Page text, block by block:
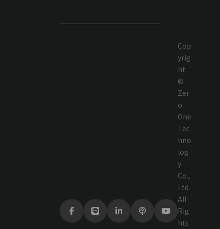
Cop
yrig
ht
©
Zer
o
One
Tec
hno
log
y
Co.,
Ltd.
All
Rig
hts